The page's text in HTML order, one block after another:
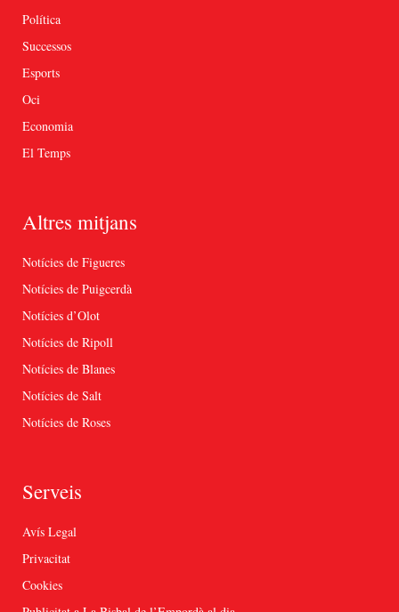
Política
Successos
Esports
Oci
Economia
El Temps
Altres mitjans
Notícies de Figueres
Notícies de Puigcerdà
Notícies d’Olot
Notícies de Ripoll
Notícies de Blanes
Notícies de Salt
Notícies de Roses
Serveis
Avís Legal
Privacitat
Cookies